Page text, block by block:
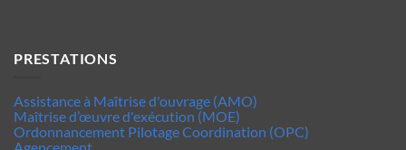
PRESTATIONS
Assistance à Maîtrise d'ouvrage (AMO)
Maîtrise d’œuvre d'exécution (MOE)
Ordonnancement Pilotage Coordination (OPC)